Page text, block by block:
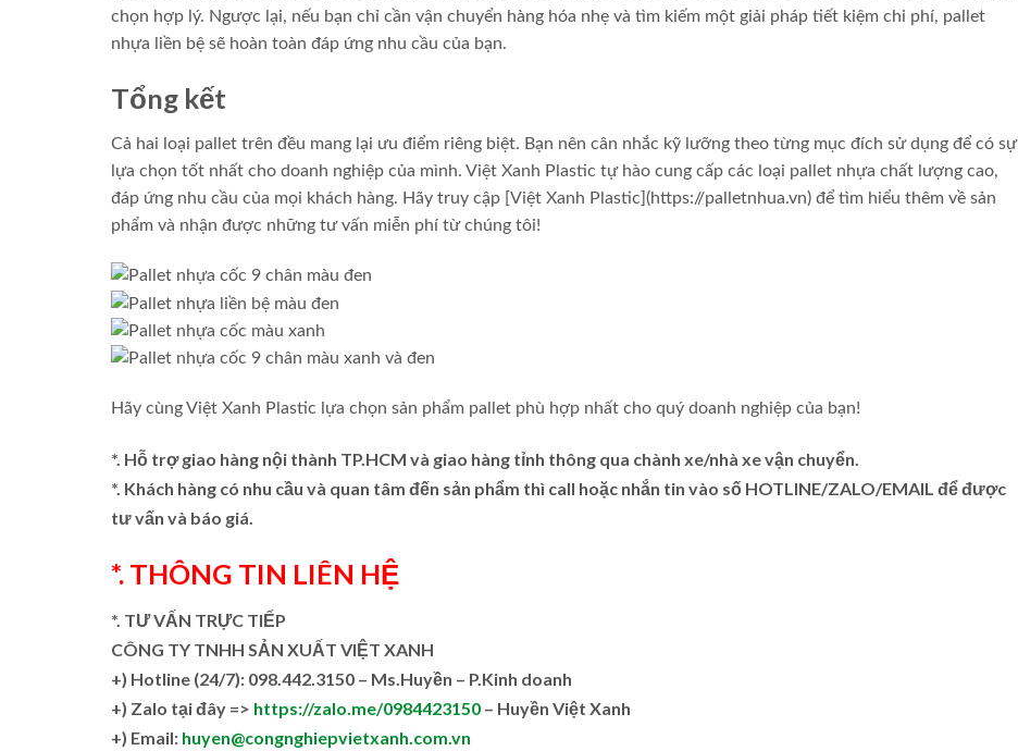
chọn hợp lý. Ngược lại, nếu bạn chỉ cần vận chuyển hàng hóa nhẹ và tìm kiếm một giải pháp tiết kiệm chi phí, pallet
nhựa liền bệ sẽ hoàn toàn đáp ứng nhu cầu của bạn.
Tổng kết
Cả hai loại pallet trên đều mang lại ưu điểm riêng biệt. Bạn nên cân nhắc kỹ lưỡng theo từng mục đích sử dụng để có sự
lựa chọn tốt nhất cho doanh nghiệp của mình. Việt Xanh Plastic tự hào cung cấp các loại pallet nhựa chất lượng cao,
đáp ứng nhu cầu của mọi khách hàng. Hãy truy cập [Việt Xanh Plastic](https://palletnhua.vn) để tìm hiểu thêm về sản
phẩm và nhận được những tư vấn miễn phí từ chúng tôi!
Hãy cùng Việt Xanh Plastic lựa chọn sản phẩm pallet phù hợp nhất cho quý doanh nghiệp của bạn!
*. Hỗ trợ giao hàng nội thành TP.HCM và giao hàng tỉnh thông qua chành xe/nhà xe vận chuyển.
*. Khách hàng có nhu cầu và quan tâm đến sản phẩm thì call hoặc nhắn tin vào số HOTLINE/ZALO/EMAIL để được
tư vấn và báo giá.
*. THÔNG TIN LIÊN HỆ
*. TƯ VẤN TRỰC TIẾP
CÔNG TY TNHH SẢN XUẤT VIỆT XANH
+) Hotline (24/7): 098.442.3150 – Ms.Huyền – P.Kinh doanh
+) Zalo tại đây => https://zalo.me/0984423150 – Huyền Việt Xanh
+) Email: huyen@congnghiepvietxanh.com.vn